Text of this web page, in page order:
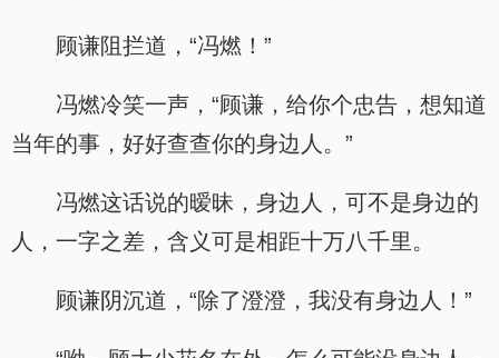
顾谦阻拦道，“冯燃！”
冯燃冷笑一声，“顾谦，给你个忠告，想知道
当年的事，好好查查你的身边人。”
冯燃这话说的暧昧，身边人，可不是身边的
人，一字之差，含义可是相距十万八千里。
顾谦阴沉道，“除了澄澄，我没有身边人！”